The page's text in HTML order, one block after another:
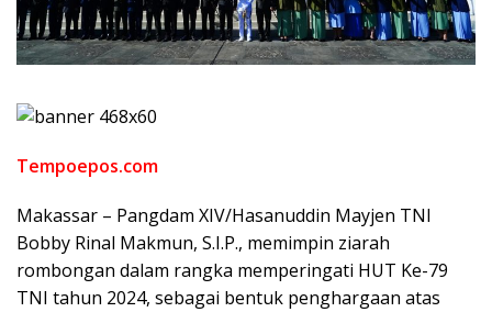
Tempoepos.com
Makassar – Pangdam XIV/Hasanuddin Mayjen TNI
Bobby Rinal Makmun, S.I.P., memimpin ziarah
rombongan dalam rangka memperingati HUT Ke-79
TNI tahun 2024, sebagai bentuk penghargaan atas